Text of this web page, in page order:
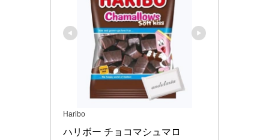
Haribo
ハリボー チョコマシュマロ